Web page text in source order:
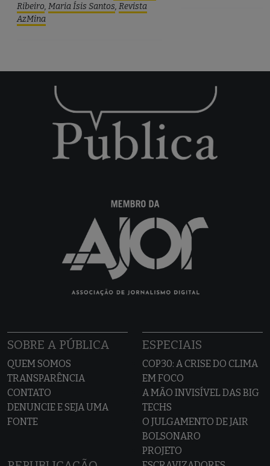
Ribeiro, Maria Ísis Santos, Revista
AzMina
SOBRE A PÚBLICA
QUEM SOMOS
TRANSPARÊNCIA
CONTATO
DENUNCIE E SEJA UMA
FONTE
ESPECIAIS
COP30: A CRISE DO CLIMA
EM FOCO
A MÃO INVISÍVEL DAS BIG
TECHS
O JULGAMENTO DE JAIR
BOLSONARO
PROJETO